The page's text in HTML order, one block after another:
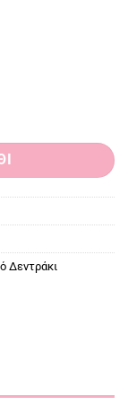
ποσότητα
Δεντράκι